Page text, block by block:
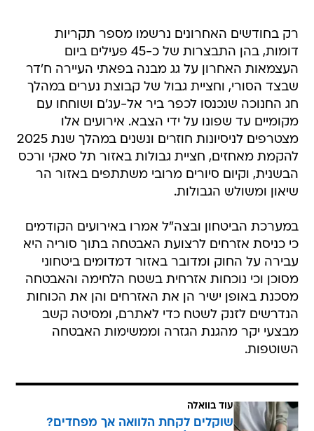
רק בחודשים האחרונים נרשמו מספר תקריות
דומות, בהן התבצרות של כ-45 פעילים ביום
העצמאות האחרון על גג מבנה בפאתי העיירה ח'דר
שבצד הסורי, וחציית גבול של קבוצת נערים במהלך
חג החנוכה שנכנסו לכפר ביר אל-עג'ם ושוחחו עם
מקומיים עד שפונו על ידי הצבא. אירועים אלו
מצטרפים לניסיונות חוזרים ונשנים במהלך שנת 2025
להקמת מאחזים, חציית גבולות באזור תל סאקי ורכס
הבשנית, וקיום סיורים מרובי משתתפים באזור הר
שיאון ומשולש הגבולות.
​במערכת הביטחון ובצה"ל אמרו באירועים הקודמים
כי כניסת אזרחים לרצועת האבטחה בתוך סוריה היא
עבירה על החוק ומדובר באזור דמדומים ביטחוני
מסוכן וכי נוכחות אזרחית בשטח הלחימה והאבטחה
מסכנת באופן ישיר הן את האזרחים והן את הכוחות
הנדרשים לזנק לשטח כדי לאתרם, ומסיטה קשב
מבצעי יקר מהגנת הגזרה וממשימות האבטחה
השוטפות.
עוד בוואלה
שוקלים לקחת הלוואה אך מפחדים?